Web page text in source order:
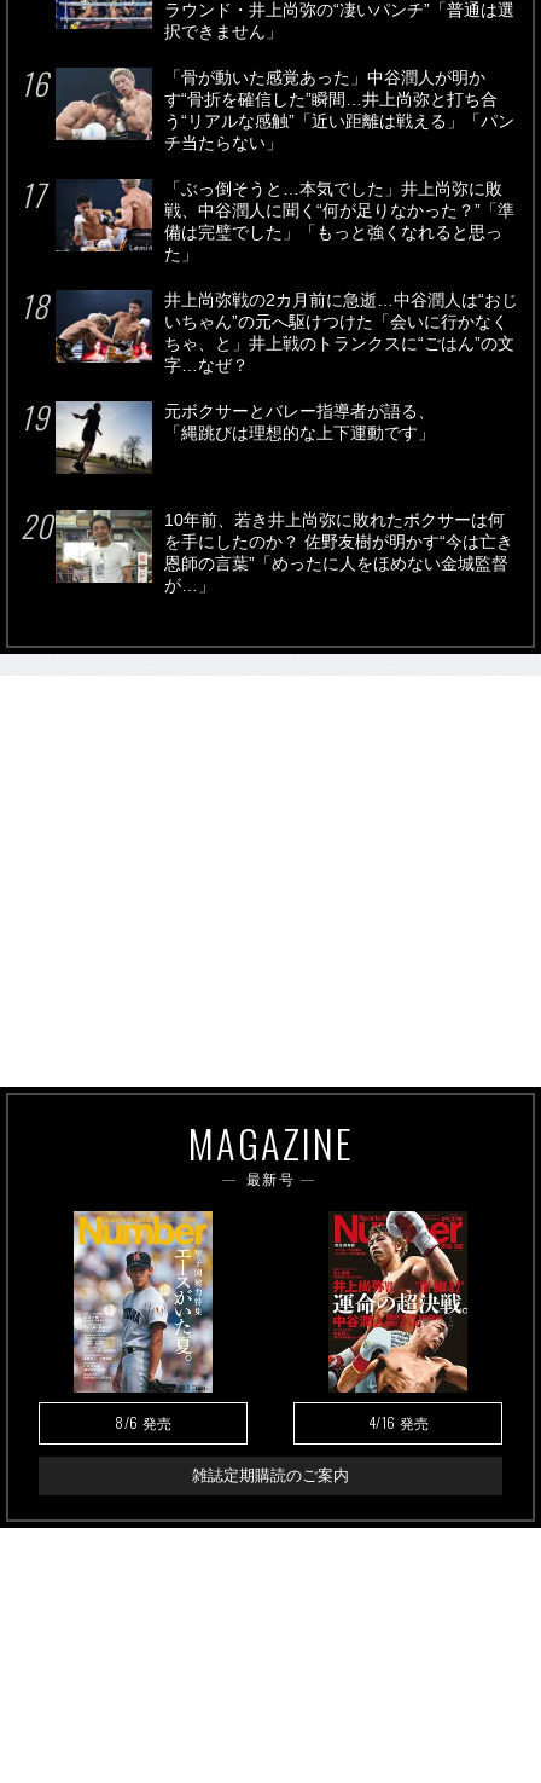
ラウンド・井上尚弥の“凄いパンチ”「普通は選
択できません」
「骨が動いた感覚あった」中谷潤人が明か
す“骨折を確信した”瞬間…井上尚弥と打ち合
う“リアルな感触”「近い距離は戦える」「パン
チ当たらない」
「ぶっ倒そうと…本気でした」井上尚弥に敗
戦、中谷潤人に聞く“何が足りなかった？”「準
備は完璧でした」「もっと強くなれると思っ
た」
井上尚弥戦の2カ月前に急逝…中谷潤人は“おじ
いちゃん”の元へ駆けつけた「会いに行かなく
ちゃ、と」井上戦のトランクスに“ごはん”の文
字…なぜ？
元ボクサーとバレー指導者が語る、
「縄跳びは理想的な上下運動です」
10年前、若き井上尚弥に敗れたボクサーは何
を手にしたのか？ 佐野友樹が明かす“今は亡き
恩師の言葉”「めったに人をほめない金城監督
が…」
MAGAZINE
最新号
8/6 発売 4/16 発売
雑誌定期購読のご案内